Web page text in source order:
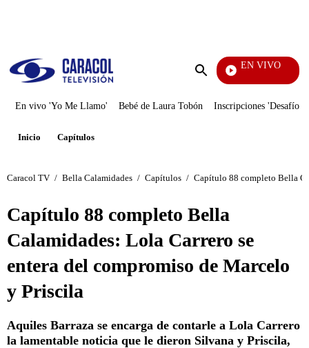
Enviar
EN VIVO
Entre Ojos
En vivo 'Yo Me Llamo' Bebé de Laura Tobón Inscripciones 'Desafío'
Inicio Capítulos
Caracol TV / Bella Calamidades / Capítulos / Capítulo 88 completo Bella
Capítulo 88 completo Bella
Calamidades: Lola Carrero se
entera del compromiso de Marcelo
y Priscila
Aquiles Barraza se encarga de contarle a Lola Carrero
la lamentable noticia que le dieron Silvana y Priscila,